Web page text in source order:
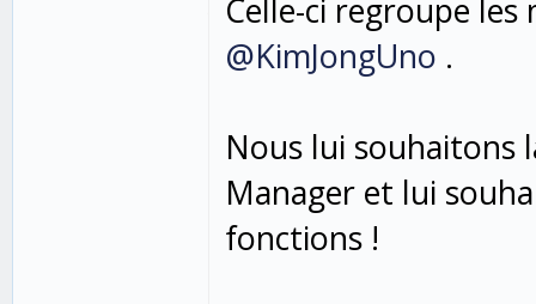
Celle-ci regroupe
@KimJongUno .
Nous lui souhaitons
Manager et lui
fonctions !